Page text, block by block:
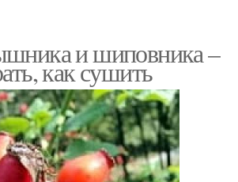
и шиповника –
как сушить